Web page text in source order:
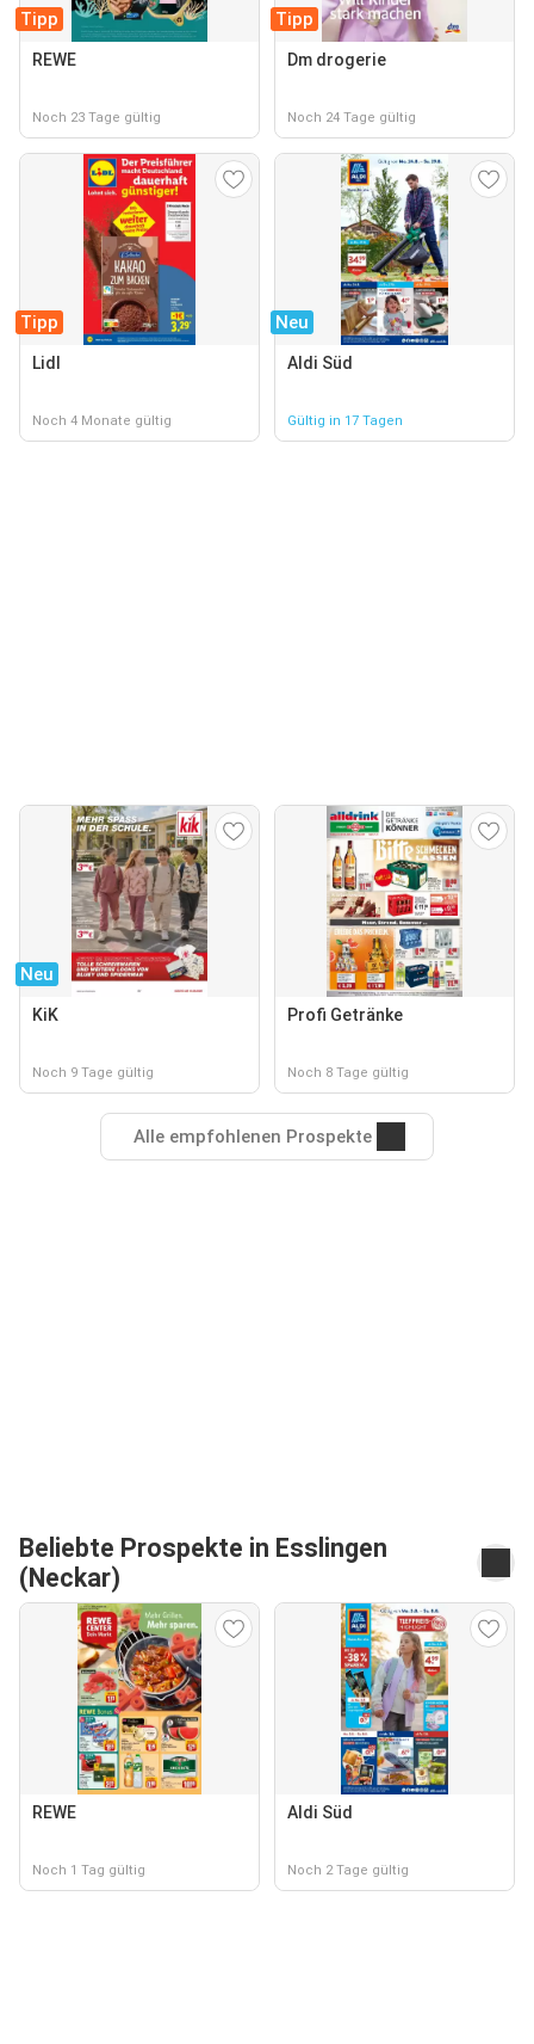
Tipp
REWE
Noch 23 Tage gültig
Tipp
Dm drogerie
Noch 24 Tage gültig
Tipp
Lidl
Noch 4 Monate gültig
Neu
Aldi Süd
Gültig in 17 Tagen
Neu
KiK
Noch 9 Tage gültig
Profi Getränke
Noch 8 Tage gültig
Alle empfohlenen Prospekte
Beliebte Prospekte in Esslingen
(Neckar)
REWE
Noch 1 Tag gültig
Aldi Süd
Noch 2 Tage gültig